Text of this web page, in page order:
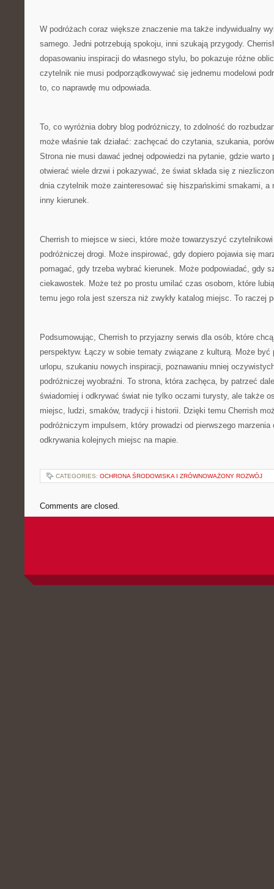
W podróżach coraz większe znaczenie ma także indywidualny
samego. Jedni potrzebują spokoju, inni szukają przygody.
dopasowaniu inspiracji do własnego stylu, bo pokazuje różne
czytelnik nie musi podporządkowywać się jednemu modelowi
to, co naprawdę mu odpowiada.
To, co wyróżnia dobry blog podróżniczy, to zdolność do
może właśnie tak działać: zachęcać do czytania, szukania,
Strona nie musi dawać jednej odpowiedzi na pytanie, gdzie warto
otwierać wiele drzwi i pokazywać, że świat składa się z
dnia czytelnik może zainteresować się hiszpańskimi smakami, a
inny kierunek.
Cherrish to miejsce w sieci, które może towarzyszyć
podróżniczej drogi. Może inspirować, gdy dopiero pojawia się
pomagać, gdy trzeba wybrać kierunek. Może podpowiadać, gdy
ciekawostek. Może też po prostu umilać czas osobom, które
temu jego rola jest szersza niż zwykły katalog miejsc. To raczej
Podsumowując, Cherrish to przyjazny serwis dla osób, które
perspektyw. Łączy w sobie tematy związane z kulturą. Może być
urlopu, szukaniu nowych inspiracji, poznawaniu mniej
podróżniczej wyobraźni. To strona, która zachęca, by patrzeć
świadomiej i odkrywać świat nie tylko oczami turysty, ale także
miejsc, ludzi, smaków, tradycji i historii. Dzięki temu Cherrish
podróżniczym impulsem, który prowadzi od pierwszego marzenia
odkrywania kolejnych miejsc na mapie.
CATEGORIES: OCHRONA ŚRODOWISKA I ZRÓWNOWAŻONY ROZWÓJ
Comments are closed.